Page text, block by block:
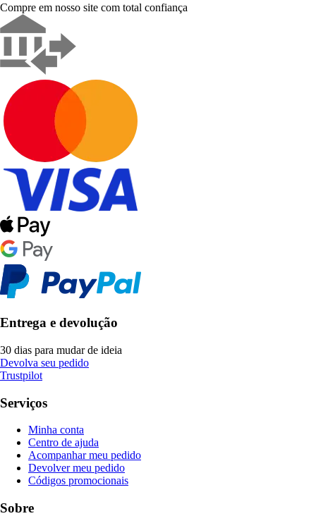
Compre em nosso site com total confiança
Entrega e devolução
30 dias para mudar de ideia
Devolva seu pedido
Trustpilot
Serviços
Minha conta
Centro de ajuda
Acompanhar meu pedido
Devolver meu pedido
Códigos promocionais
Sobre